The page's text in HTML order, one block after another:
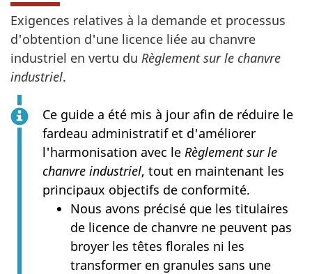
Exigences relatives à la demande et processus
d'obtention d'une licence liée au chanvre
industriel en vertu du Règlement sur le chanvre
industriel.
Ce guide a été mis à jour afin de réduire le
fardeau administratif et d'améliorer
l'harmonisation avec le Règlement sur le
chanvre industriel, tout en maintenant les
principaux objectifs de conformité.
Nous avons précisé que les titulaires
de licence de chanvre ne peuvent pas
broyer les têtes florales ni les
transformer en granules sans une